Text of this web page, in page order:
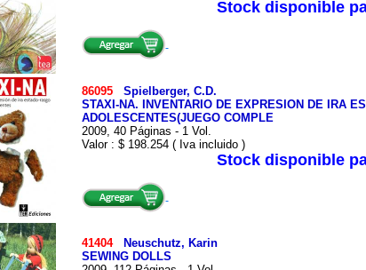
Stock disponible
86095 Spielberger, C.D.
STAXI-NA. INVENTARIO DE EXPRESION DE IRA
ADOLESCENTES(JUEGO COMPLE
2009, 40 Páginas - 1 Vol.
Valor : $ 198.254 ( Iva incluido )
Stock disponible
41404
Neuschutz, Karin
SEWING DOLLS